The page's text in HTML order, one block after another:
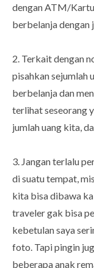
dengan ATM/
berbelanja dengan
2. Terkait dengan
pisahkan sejumlah
berbelanja dan
terlihat seseorang
jumlah uang kita,
3. Jangan terlalu
di suatu tempat,
kita bisa dibawa
traveler gak bisa
kebetulan saya
foto. Tapi pingin
beberapa anak